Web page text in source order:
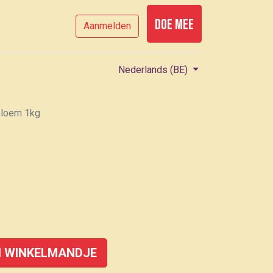
Aanmelden Doe mee
Nederlands (BE)
1kg
WINKELMANDJE